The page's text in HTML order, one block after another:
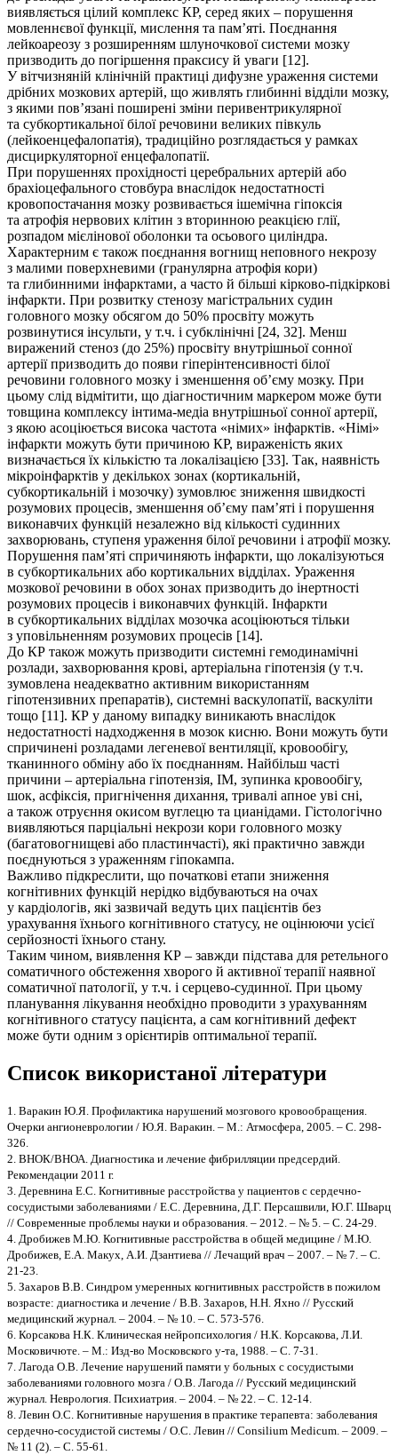
виявляється цілий комплекс КР, серед яких – порушення
мовленнєвої функції, мислення та пам’яті. Поєднання
лейкоареозу з розширенням шлуночкової системи мозку
призводить до погіршення праксису й уваги [12].
У вітчизняній клінічній практиці дифузне ураження системи
дрібних мозкових артерій, що живлять глибинні відділи мозку,
з якими пов’язані поширені зміни перивентрикулярної
та субкортикальної білої речовини великих півкуль
(лейкоенцефалопатія), традиційно розглядається у рамках
дисциркуляторної енцефалопатії.
При порушеннях прохідності церебральних артерій або
брахіоцефального стовбура внаслідок недостатності
кровопостачання мозку розвивається ішемічна гіпоксія
та атрофія нервових клітин з вторинною реакцією глії,
розпадом мієлінової оболонки та осьового циліндра.
Характерним є також поєднання вогнищ неповного некрозу
з малими поверхневими (гранулярна атрофія кори)
та глибинними інфарктами, а часто й більші кірково-підкіркові
інфаркти. При розвитку стенозу магістральних судин
головного мозку обсягом до 50% просвіту можуть
розвинутися інсульти, у т.ч. і субклінічні [24, 32]. Менш
виражений стеноз (до 25%) просвіту внутрішньої сонної
артерії призводить до появи гіперінтенсивності білої
речовини головного мозку і зменшення об’єму мозку. При
цьому слід відмітити, що діагностичним маркером може бути
товщина комплексу інтима-медіа внутрішньої сонної артерії,
з якою асоціюється висока частота «німих» інфарктів. «Німі»
інфаркти можуть бути причиною КР, вираженість яких
визначається їх кількістю та локалізацією [33]. Так, наявність
мікроінфарктів у декількох зонах (кортикальній,
субкортикальній і мозочку) зумовлює зниження швидкості
розумових процесів, зменшення об’єму пам’яті і порушення
виконавчих функцій незалежно від кількості судинних
захворювань, ступеня ураження білої речовини і атрофії мозку.
Порушення пам’яті спричиняють інфаркти, що локалізуються
в субкортикальних або кортикальних відділах. Ураження
мозкової речовини в обох зонах призводить до інертності
розумових процесів і виконавчих функцій. Інфаркти
в субкортикальних відділах мозочка асоціюються тільки
з уповільненням розумових процесів [14].
До КР також можуть призводити системні гемодинамічні
розлади, захворювання крові, артеріальна гіпотензія (у т.ч.
зумовлена неадекватно активним використанням
гіпотензивних препаратів), системні васкулопатії, васкуліти
тощо [11]. КР у даному випадку виникають внаслідок
недостатності надходження в мозок кисню. Вони можуть бути
спричинені розладами легеневої вентиляції, кровообігу,
тканинного обміну або їх поєднанням. Найбільш часті
причини – артеріальна гіпотензія, ІМ, зупинка кровообігу,
шок, асфіксія, пригнічення дихання, тривалі апное уві сні,
а також отруєння окисом вуглецю та цианідами. Гістологічно
виявляються парціальні некрози кори головного мозку
(багатовогнищеві або пластинчасті), які практично завжди
поєднуються з ураженням гіпокампа.
Важливо підкреслити, що початкові етапи зниження
когнітивних функцій нерідко відбуваються на очах
у кардіологів, які зазвичай ведуть цих пацієнтів без
урахування їхнього когнітивного статусу, не оцінюючи усієї
серйозності їхнього стану.
Таким чином, виявлення КР – завжди підстава для ретельного
соматичного обстеження хворого й активної терапії наявної
соматичної патології, у т.ч. і серцево-судинної. При цьому
планування лікування необхідно проводити з урахуванням
когнітивного статусу пацієнта, а сам когнітивний дефект
може бути одним з орієнтирів оптимальної терапії.
Список використаної літератури
1. Варакин Ю.Я. Профилактика нарушений мозгового кровообращения.
Очерки ангионеврологии / Ю.Я. Варакин. – М.: Атмосфера, 2005. – С. 298-
326.
2. ВНОК/ВНОА. Диагностика и лечение фибрилляции предсердий.
Рекомендации 2011 г.
3. Деревнина Е.С. Когнитивные расстройства у пациентов с сердечно-
сосудистыми заболеваниями / Е.С. Деревнина, Д.Г. Персашвили, Ю.Г. Шварц
// Современные проблемы науки и образования. – 2012. – № 5. – С. 24-29.
4. Дробижев М.Ю. Когнитивные расстройства в общей медицине / М.Ю.
Дробижев, Е.А. Макух, А.И. Дзантиева // Лечащий врач – 2007. – № 7. – С.
21-23.
5. Захаров В.В. Синдром умеренных когнитивных расстройств в пожилом
возрасте: диагностика и лечение / В.В. Захаров, Н.Н. Яхно // Русский
медицинский журнал. – 2004. – № 10. – С. 573-576.
6. Корсакова Н.К. Клиническая нейропсихология / Н.К. Корсакова, Л.И.
Московичюте. – М.: Изд-во Московского у-та, 1988. – С. 7-31.
7. Лагода О.В. Лечение нарушений памяти у больных с сосудистыми
заболеваниями головного мозга / О.В. Лагода // Русский медицинский
журнал. Неврология. Психиатрия. – 2004. – № 22. – С. 12-14.
8. Левин О.С. Когнитивные нарушения в практике терапевта: заболевания
сердечно-сосудистой системы / О.С. Левин // Consilium Medicum. – 2009. –
№ 11 (2). – С. 55-61.